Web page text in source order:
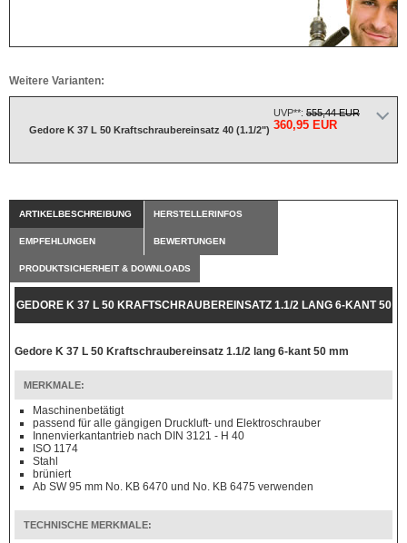
Weitere Varianten:
Gedore K 37 L 50 Kraftschraubereinsatz 40 (1.1/2")
UVP**: 555,44 EUR
360,95 EUR
ARTIKELBESCHREIBUNG HERSTELLERINFOS
EMPFEHLUNGEN BEWERTUNGEN
PRODUKTSICHERHEIT & DOWNLOADS
GEDORE K 37 L 50 KRAFTSCHRAUBEREINSATZ 1.1/2 LANG 6-KANT 50
Gedore K 37 L 50 Kraftschraubereinsatz 1.1/2 lang 6-kant 50 mm
MERKMALE:
Maschinenbetätigt
passend für alle gängigen Druckluft- und Elektroschrauber
Innenvierkantantrieb nach DIN 3121 - H 40
ISO 1174
Stahl
brüniert
Ab SW 95 mm No. KB 6470 und No. KB 6475 verwenden
TECHNISCHE MERKMALE: